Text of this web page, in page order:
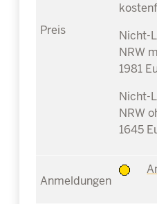
Nicht-
NRW
1981
Nicht-
NRW
1645